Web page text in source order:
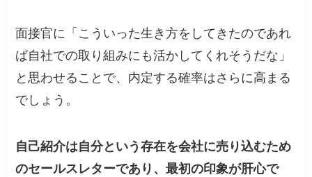
面接官に「こういった生き方をしてきたのであれ
ば自社での取り組みにも活かしてくれそうだな」
と思わせることで、内定する確率はさらに高まる
でしょう。
自己紹介は自分という存在を会社に売り込むため
のセールスレターであり、最初の印象が肝心で